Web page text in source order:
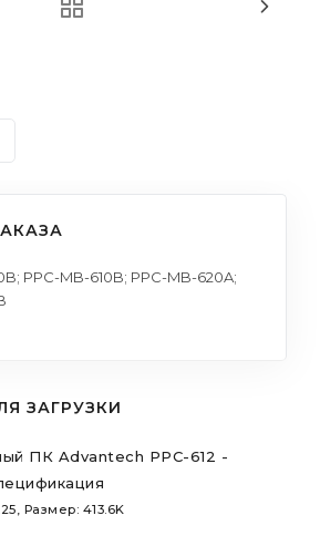
PPC-MB-610B; PPC-MB-620A;
ЗАГРУЗКИ
ПК Advantech PPC-612 -
Размер: 413.6K